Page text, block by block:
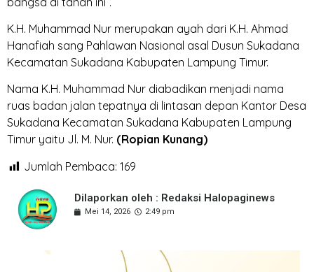
K.H. Muhammad Nur merupakan ayah dari K.H. Ahmad
Hanafiah sang Pahlawan Nasional asal Dusun Sukadana
Kecamatan Sukadana Kabupaten Lampung Timur.
Nama K.H. Muhammad Nur diabadikan menjadi nama
ruas badan jalan tepatnya di lintasan depan Kantor Desa
Sukadana Kecamatan Sukadana Kabupaten Lampung
Timur yaitu Jl. M. Nur. (Ropian Kunang)
Jumlah Pembaca: 169
Dilaporkan oleh : Redaksi Halopaginews
Mei 14, 2026 2:49 pm